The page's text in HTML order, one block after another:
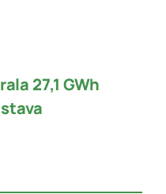
27,1 GWh